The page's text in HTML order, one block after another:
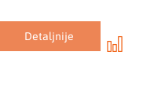
Detaljnije